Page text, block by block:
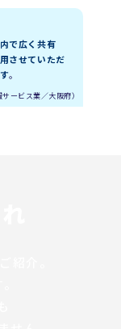
で広く共有
させていただ
。
サービス業／大阪府）